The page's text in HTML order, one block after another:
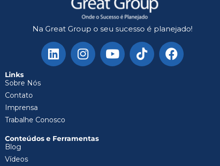
Na Great Group o seu sucesso é planejado!
Links
Sobre Nós
Contato
Imprensa
Trabalhe Conosco
Conteúdos e Ferramentas
Blog
Vídeos